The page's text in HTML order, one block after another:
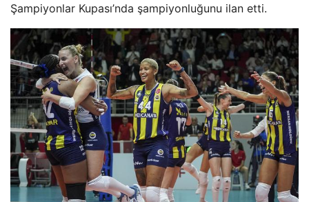
Şampiyonlar Kupası’nda şampiyonluğunu ilan etti.